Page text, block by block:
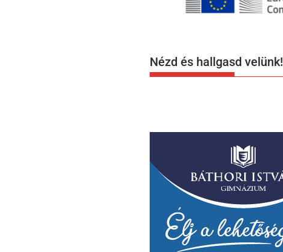
Nézd és hallgasd velünk!